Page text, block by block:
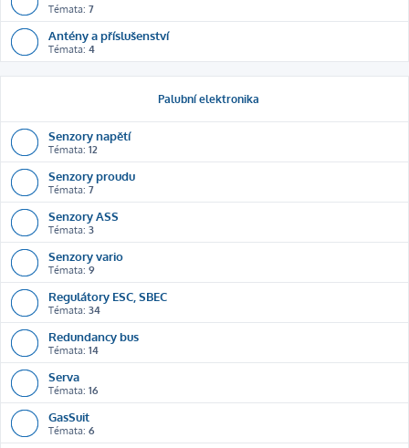
Témata: 7
Antény a příslušenství
Témata: 4
Palubní elektronika
Senzory napětí
Témata: 12
Senzory proudu
Témata: 7
Senzory ASS
Témata: 3
Senzory vario
Témata: 9
Regulátory ESC, SBEC
Témata: 34
Redundancy bus
Témata: 14
Serva
Témata: 16
GasSuit
Témata: 6